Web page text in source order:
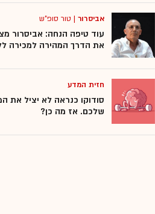
אביסרור| טור סופ"ש
עוד טיפה הנחה: אביסרור
את הדרך המהירה למכירה
חזית המדע
סודוקו כנראה לא יציל את
שלכם. אז מה כן?